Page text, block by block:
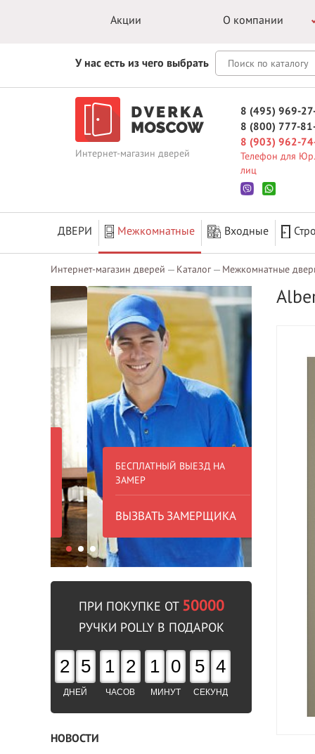
Акции О компании
У нас есть из чего выбрать
Интернет-магазин дверей
8 (495) 969-
8 (800) 777-
8 (903) 962-
Телефон для Юр.
лиц
ДВЕРИ Межкомнатные Входные
Интернет-магазин дверей Каталог Межкомнатные
БЕСПЛАТНЫЙ ВЫЕЗД НА
ЗАМЕР
ВЫЗВАТЬ ЗАМЕРЩИКА
ПРИ ПОКУПКЕ ОТ 50000
РУЧКИ POLLY В ПОДАРОК
2 5
ДНЕЙ
1 2
ЧАСОВ
1 0
МИНУТ
5 3
СЕКУНД
НОВОСТИ